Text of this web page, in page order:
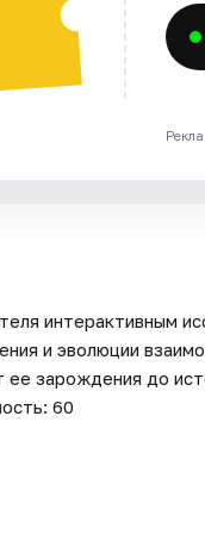
интерактивным
и эволюции
ее зарождения до
60